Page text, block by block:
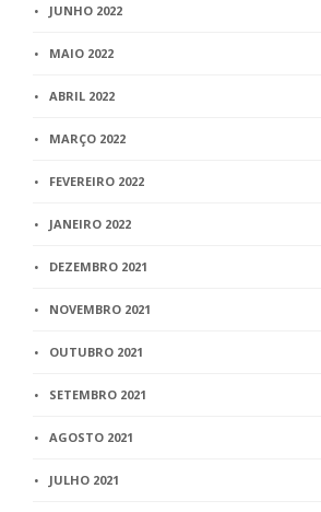
JUNHO 2022
MAIO 2022
ABRIL 2022
MARÇO 2022
FEVEREIRO 2022
JANEIRO 2022
DEZEMBRO 2021
NOVEMBRO 2021
OUTUBRO 2021
SETEMBRO 2021
AGOSTO 2021
JULHO 2021